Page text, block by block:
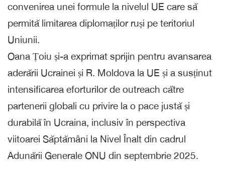
convenirea unei formule la nivelul UE care să
permită limitarea diplomaților ruși pe teritoriul
Uniunii.
Oana Țoiu și-a exprimat sprijin pentru avansarea
aderării Ucrainei și R. Moldova la UE și a susținut
intensificarea eforturilor de outreach către
partenerii globali cu privire la o pace justă și
durabilă în Ucraina, inclusiv în perspectiva
viitoarei Săptămâni la Nivel Înalt din cadrul
Adunării Generale ONU din septembrie 2025.